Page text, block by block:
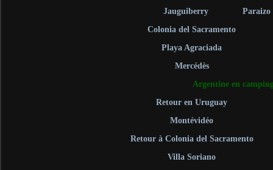
Jauguiberry
Paraizo
Colonia del Sacramento
Playa Agraciada
Mercédès
Argentine en
Retour en Uruguay
Montévidéo
Retour à Colonia del Sacramento
Villa Soriano